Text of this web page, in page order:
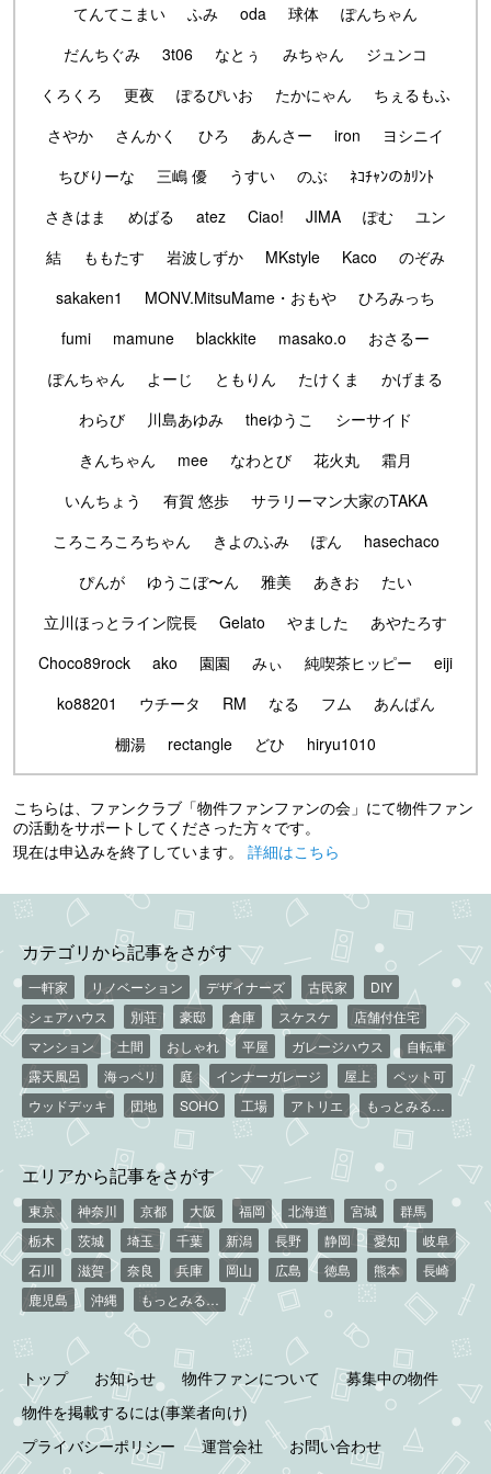
てんてこまい
ふみ oda 球体
ぽんちゃん
だんちぐみ
3t06 なとぅ みちゃん
ジュンコ
くろくろ
更夜 ぽるぴいお たかにゃん
ちぇるもふ
さやか
さんかく ひろ あんさー iron
ヨシニイ
ちびりーな
三嶋 優 うすい のぶ
ﾈｺﾁｬﾝのｶﾘﾝﾄ
さきはま
めばる atez Ciao! JIMA ぽむ
ユン
結
ももたす 岩波しずか MKstyle Kaco
のぞみ
sakaken1
MONV.MitsuMame・おもや
ひろみっち
fumi
mamune blackkite masako.o
おさるー
ぽんちゃん
よーじ ともりん たけくま
かげまる
わらび
川島あゆみ theゆうこ
シーサイド
きんちゃん
mee なわとび 花火丸
霜月
いんちょう
有賀 悠歩
サラリーマン大家のTAKA
ころころころちゃん
きよのふみ ぽん
hasechaco
ぴんが
ゆうこぼ〜ん 雅美 あきお
たい
立川ほっとライン院長
Gelato やました
あやたろす
Choco89rock
ako 園園 みぃ 純喫茶ヒッピー
eiji
ko88201
ウチータ RM なる フム
あんぱん
棚湯
rectangle どひ hiryu1010
こちらは、ファンクラブ「物件ファンファンの会」にて物件ファン
の活動をサポートしてくださった方々です。
現在は申込みを終了しています。 詳細はこちら
カテゴリから記事をさがす
一軒家 リノベーション デザイナーズ 古民家
DIY
シェアハウス
別荘 豪邸 倉庫 スケスケ
店舗付住宅
マンション
土間 おしゃれ 平屋 ガレージハウス
自転車
露天風呂
海っペリ 庭 インナーガレージ 屋上
ペット可
ウッドデッキ
団地 SOHO 工場 アトリエ もっとみる…
エリアから記事をさがす
東京 神奈川 京都 大阪 福岡 北海道 宮城
群馬
栃木
茨城 埼玉 千葉 新潟 長野 静岡 愛知
岐阜
石川
滋賀 奈良 兵庫 岡山 広島 徳島 熊本
長崎
鹿児島
沖縄 もっとみる…
トップ お知らせ 物件ファンについて
募集中の物件
物件を掲載するには(事業者向け)
プライバシーポリシー
運営会社 お問い合わせ